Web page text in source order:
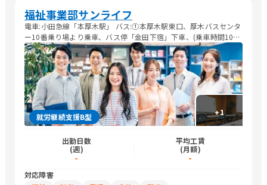
福祉事業部サンライフ
電車:小田急線「本厚木駅」 バス:①本厚木駅東口、厚木バスセンタ
ー10番乗り場より乗車、バス停「金田下宿」下車、(乗車時間10分
程度)②愛川バスセンター上三増・原当麻駅行バス停「金田下宿」
下車、環境センター方面徒歩10分 車:東名高速道路厚木ICより国道
246号線を厚木方面へ、厚木ICより約20分
+1
就労継続支援B型
出勤日数
(週)
-
平均工賃
(月額)
-
対応障害